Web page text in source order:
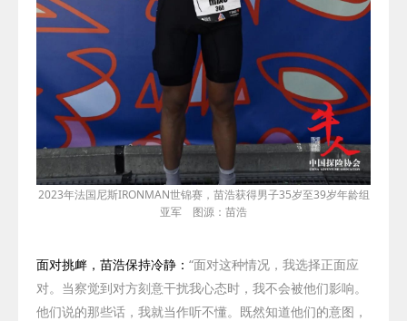
2023年法国尼斯IRONMAN世锦赛，苗浩获得男子35岁至39岁年龄组
亚军 图源：苗浩
面对挑衅，苗浩保持冷静： “面对这种情况，我选择正面应
对。当察觉到对方刻意干扰我心态时，我不会被他们影响。
他们说的那些话，我就当作听不懂。既然知道他们的意图，